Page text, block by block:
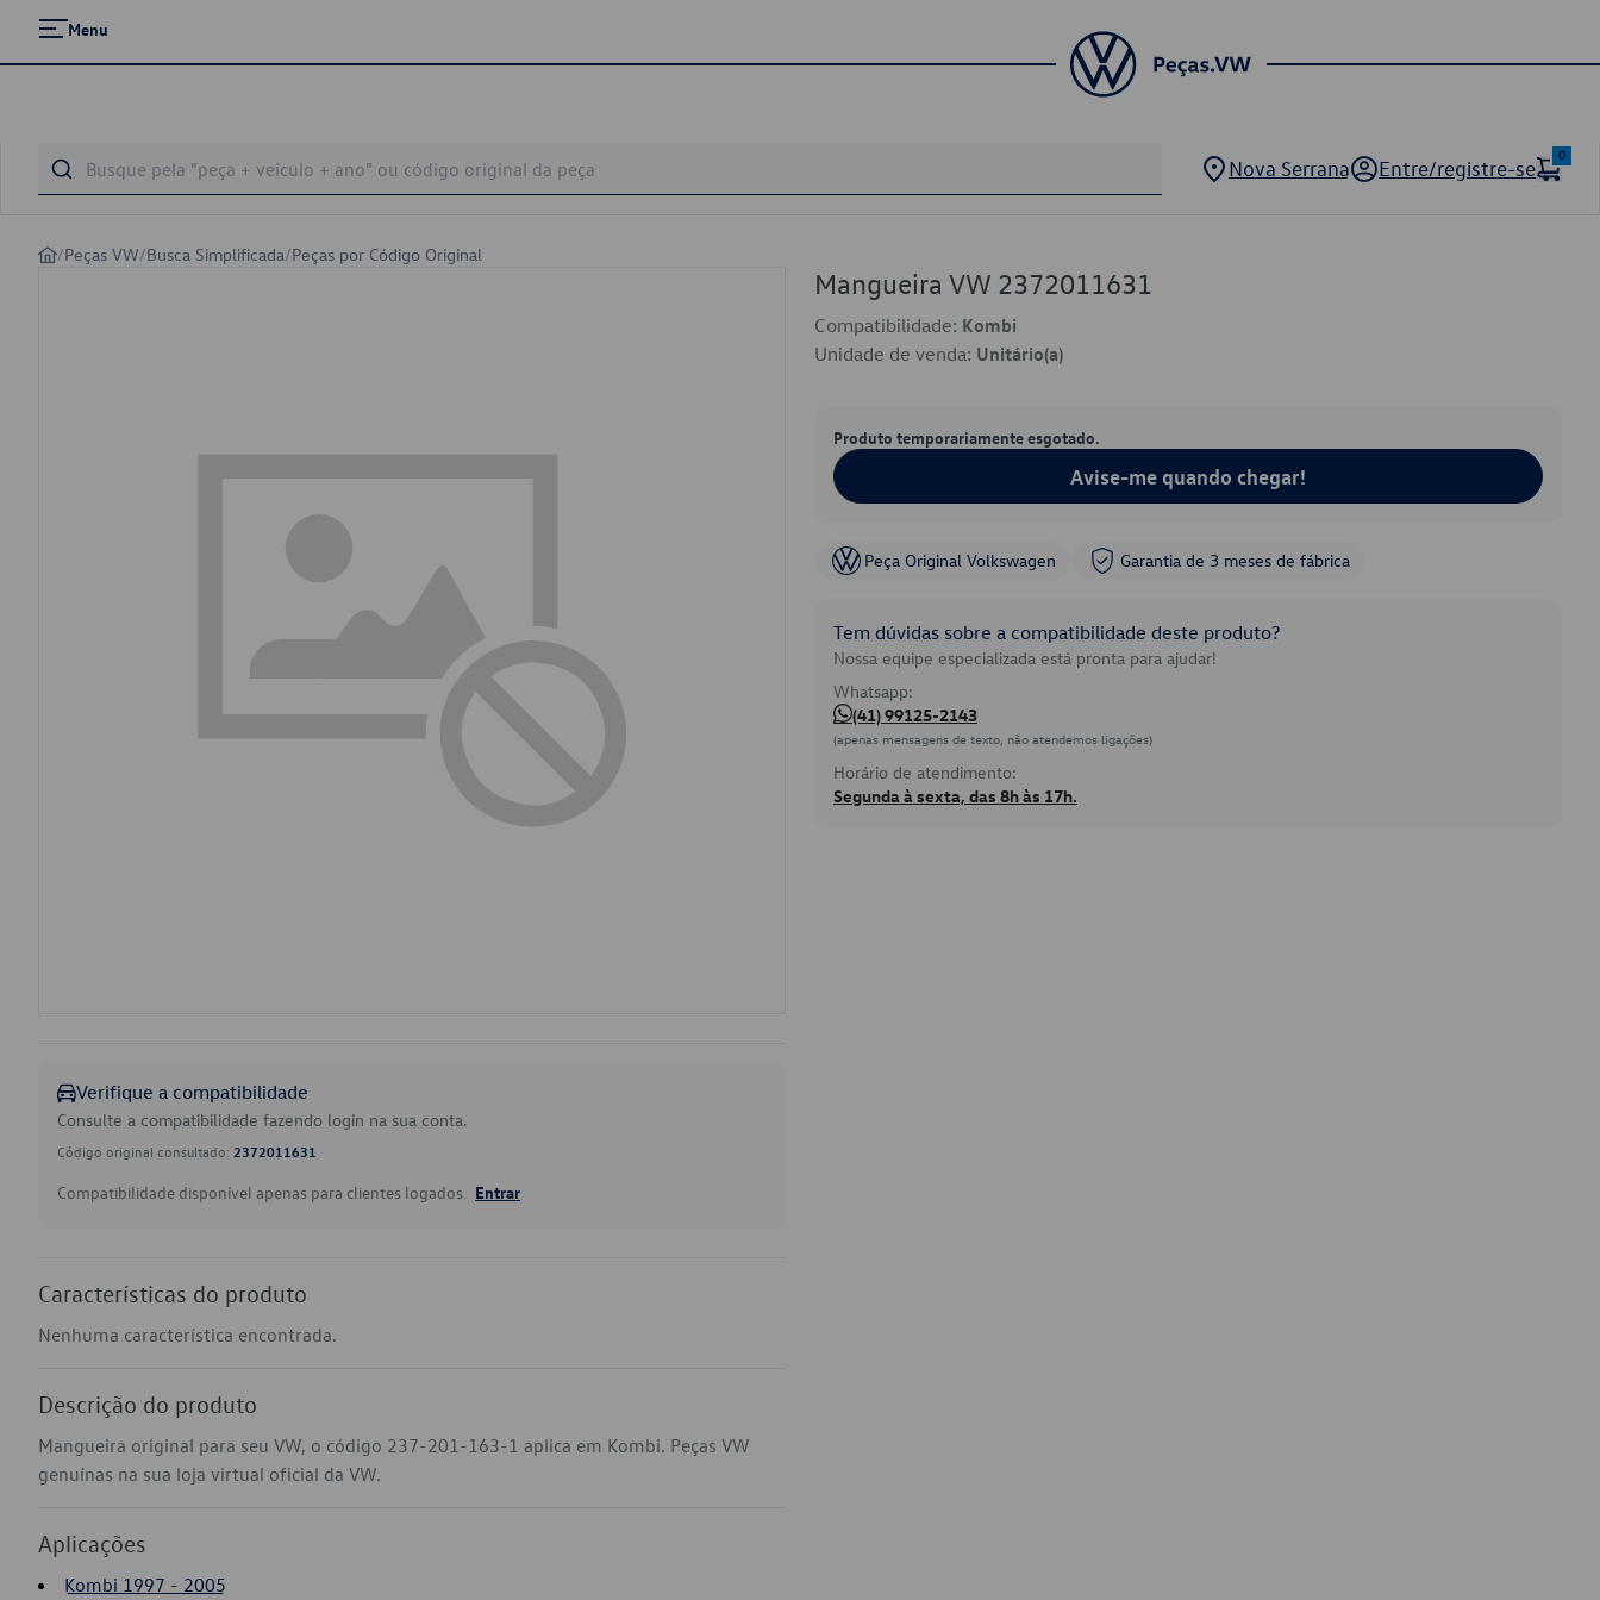
Menu
Nova Serrana Entre/registre-se
0
/Peças VW/Busca Simplificada/Peças por Código Original
Verifique a compatibilidade
Consulte a compatibilidade fazendo login na sua conta.
Código original consultado: 2372011631
Compatibilidade disponível apenas para clientes logados. Entrar
Características do produto
Nenhuma característica encontrada.
Descrição do produto
Mangueira original para seu VW, o código 237-201-163-1 aplica em Kombi. Peças VW
genuínas na sua loja virtual oficial da VW.
Aplicações
Kombi 1997 - 2005
Mangueira VW 2372011631
Compatibilidade: Kombi
Unidade de venda: Unitário(a)
Produto temporariamente esgotado.
Avise-me quando chegar!
Peça Original Volkswagen Garantia de 3 meses de fábrica
Tem dúvidas sobre a compatibilidade deste produto?
Nossa equipe especializada está pronta para ajudar!
Whatsapp:
(41) 99125-2143
(apenas mensagens de texto, não atendemos ligações)
Horário de atendimento:
Segunda à sexta, das 8h às 17h.